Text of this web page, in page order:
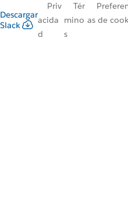
Descargar
Slack
Priv
acida
d
Tér
mino
s
as de